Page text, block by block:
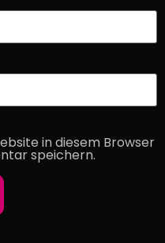
in diesem Browser
speichern.